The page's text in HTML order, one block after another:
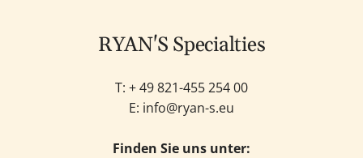
RYAN'S Specialties
T: +49 821-455 254 00
E: info@ryan-s.eu
Finden Sie uns unter: